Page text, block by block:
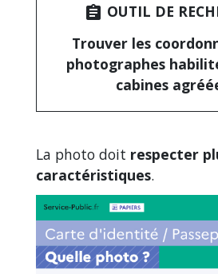
assignment OUTIL DE
Trouver les
photographes
cabines
La photo doit respecter
caractéristiques.